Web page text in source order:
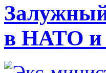
в НАТО и